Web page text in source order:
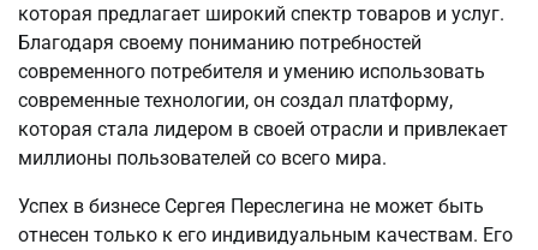
которая предлагает широкий спектр товаров и услуг.
Благодаря своему пониманию потребностей
современного потребителя и умению использовать
современные технологии, он создал платформу,
которая стала лидером в своей отрасли и привлекает
миллионы пользователей со всего мира.
Успех в бизнесе Сергея Переслегина не может быть
отнесен только к его индивидуальным качествам. Его